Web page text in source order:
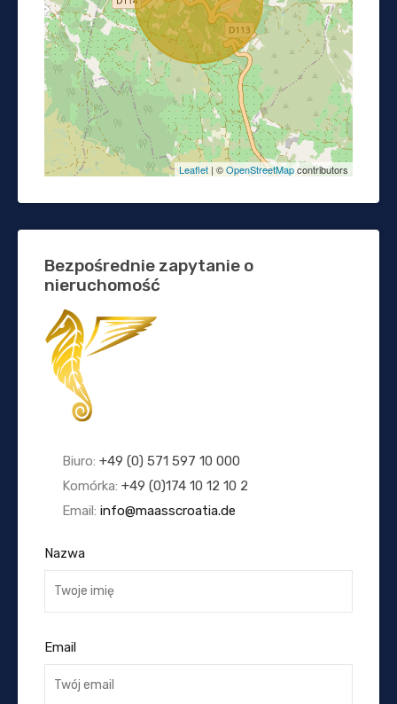
Leaflet | ©OpenStreetMapcontributors
Bezpośrednie zapytanie o
nieruchomość
Biuro: +49 (0) 571 597 10 000
Komórka: +49 (0)174 10 12 10 2
Email: info@maasscroatia.de
Nazwa
Email